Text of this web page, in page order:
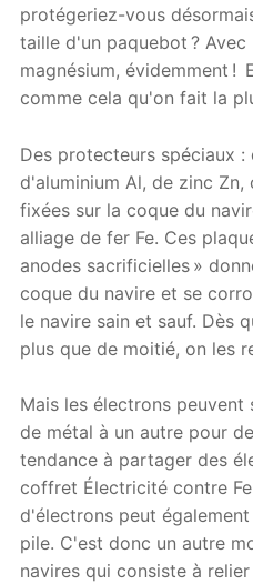
protégeriez-vous
taille d'un paquebot ?
magnésium, évidemment !
comme cela qu'on fait la
Des protecteurs spéciaux
d'aluminium Al, de zinc
fixées sur la coque du
alliage de fer Fe. Ces
anodes sacrificielles »
coque du navire et se
le navire sain et sauf. Dès
plus que de moitié, on les
Mais les électrons
de métal à un autre pour
tendance à partager des
coffret Électricité contre
d'électrons peut
pile. C'est donc un autre
navires qui consiste à